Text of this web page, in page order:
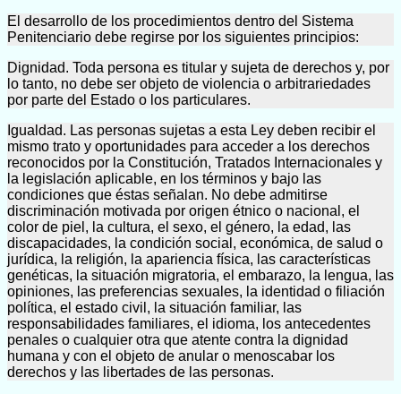
El desarrollo de los procedimientos dentro del Sistema
Penitenciario debe regirse por los siguientes principios:
Dignidad. Toda persona es titular y sujeta de derechos y, por
lo tanto, no debe ser objeto de violencia o arbitrariedades
por parte del Estado o los particulares.
Igualdad. Las personas sujetas a esta Ley deben recibir el
mismo trato y oportunidades para acceder a los derechos
reconocidos por la Constitución, Tratados Internacionales y
la legislación aplicable, en los términos y bajo las
condiciones que éstas señalan. No debe admitirse
discriminación motivada por origen étnico o nacional, el
color de piel, la cultura, el sexo, el género, la edad, las
discapacidades, la condición social, económica, de salud o
jurídica, la religión, la apariencia física, las características
genéticas, la situación migratoria, el embarazo, la lengua, las
opiniones, las preferencias sexuales, la identidad o filiación
política, el estado civil, la situación familiar, las
responsabilidades familiares, el idioma, los antecedentes
penales o cualquier otra que atente contra la dignidad
humana y con el objeto de anular o menoscabar los
derechos y las libertades de las personas.